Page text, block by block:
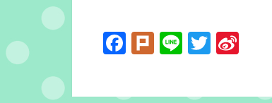
Facebook
PlurkLineTwitter